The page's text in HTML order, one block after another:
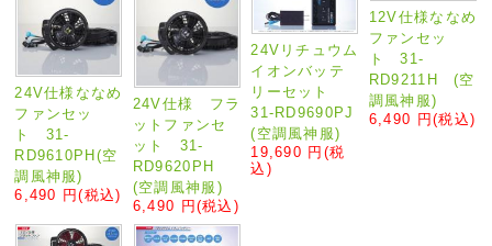
24V仕様ななめ
ファンセッ
ト 31-
RD9610PH(空
調風神服)
6,490 円(税込)
24V仕様 フラ
ットファンセ
ット 31-
RD9620PH
(空調風神服)
6,490 円(税込)
24Vリチュウム
イオンバッテ
リーセット
31-RD9690PJ
(空調風神服)
19,690 円 (税
込)
12V仕様ななめ
ファンセッ
ト 31-
RD9211H (空
調風神服)
6,490 円(税込)